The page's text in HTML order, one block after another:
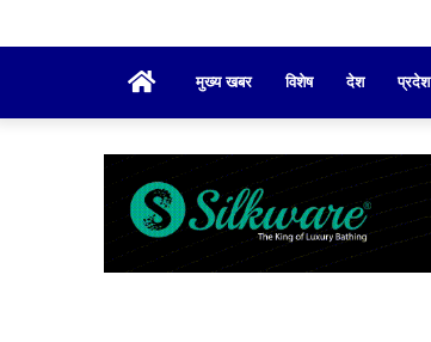
गृहपृष्ठ मुख्य खबर विशेष देश प्रदेश